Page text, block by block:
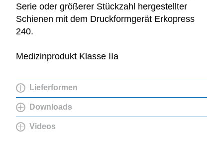
Serie oder größerer Stückzahl hergestellter
Schienen mit dem Druckformgerät Erkopress
240.
Medizinprodukt Klasse IIa
Lieferformen
Downloads
Videos